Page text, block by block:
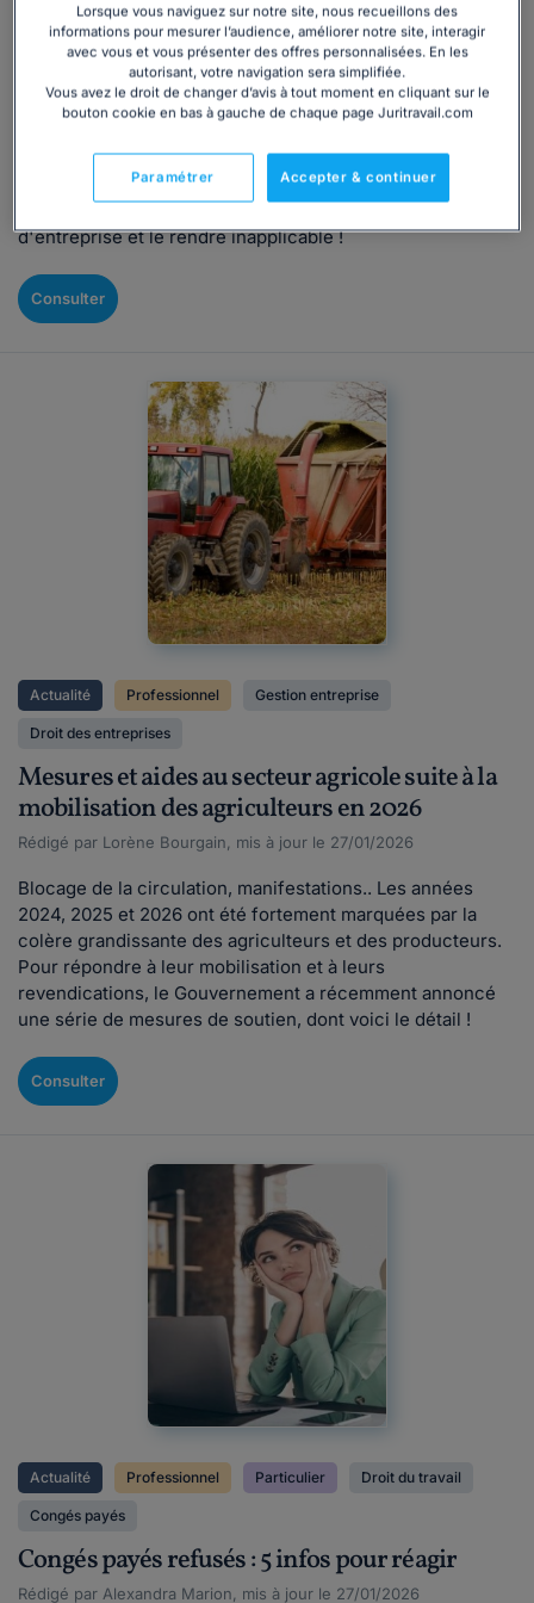
Rédigé par Alice Lachaise, mis à jour le 28/01/2026
Votre accord d'entreprise négocié et conclu avec les
organisations syndicales représentatives ne correspond
même à l'évolution de votre structure. Vous souhaitez
donc y mettre un terme. Découvrez, sans plus attendre,
tout ce qu'il faut savoir pour dénoncer un accord
d'entreprise et le rendre inapplicable !
Consulter
Actualité Professionnel Gestion entreprise
Droit des entreprises
Mesures et aides au secteur agricole suite à la
mobilisation des agriculteurs en 2026
Rédigé par Lorène Bourgain, mis à jour le 27/01/2026
Blocage de la circulation, manifestations.. Les années
2024, 2025 et 2026 ont été fortement marquées par la
colère grandissante des agriculteurs et des producteurs.
Pour répondre à leur mobilisation et à leurs
revendications, le Gouvernement a récemment annoncé
une série de mesures de soutien, dont voici le détail !
Consulter
Actualité Professionnel Particulier Droit du travail
Congés payés
Congés payés refusés : 5 infos pour réagir
Rédigé par Alexandra Marion, mis à jour le 27/01/2026
Lorsque vous naviguez sur notre site, nous recueillons des
informations pour mesurer l’audience, améliorer notre site, interagir
avec vous et vous présenter des offres personnalisées. En les
autorisant, votre navigation sera simplifiée.
Vous avez le droit de changer d’avis à tout moment en cliquant sur le
bouton cookie en bas à gauche de chaque page Juritravail.com
Accepter & continuer
Paramétrer